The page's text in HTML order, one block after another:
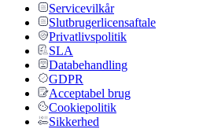
Servicevilkår
Slutbrugerlicensaftale
Privatlivspolitik
SLA
Databehandling
GDPR
Acceptabel brug
Cookiepolitik
Sikkerhed